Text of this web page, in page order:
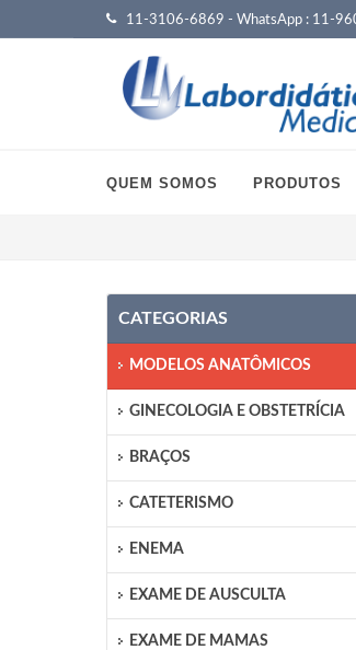
11-3106-6869 - WhatsApp : 11-
QUEM SOMOS PRODUTOS
CATEGORIAS
MODELOS ANATÔMICOS
GINECOLOGIA E OBSTETRÍCIA
BRAÇOS
CATETERISMO
ENEMA
EXAME DE AUSCULTA
EXAME DE MAMAS